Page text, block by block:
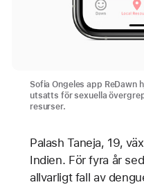
Sofia Ongeles app ReDawn
utsatts för sexuella
resurser.
Palash Taneja, 19,
Indien. För fyra år
allvarligt fall av